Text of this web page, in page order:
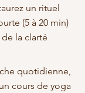
un rituel
(5 à 20 min)
la clarté
quotidienne,
cours de yoga